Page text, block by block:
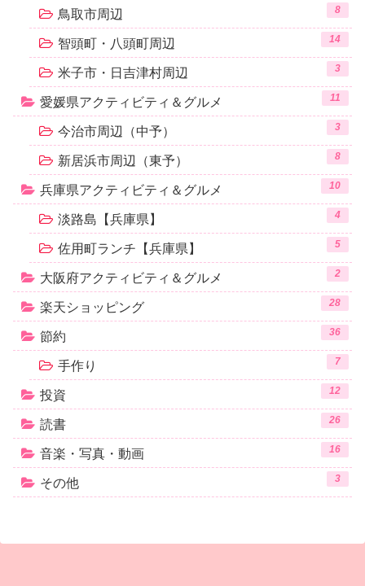
鳥取市周辺 8
智頭町・八頭町周辺 14
米子市・日吉津村周辺 3
愛媛県アクティビティ＆グルメ 11
今治市周辺（中予） 3
新居浜市周辺（東予） 8
兵庫県アクティビティ＆グルメ 10
淡路島【兵庫県】 4
佐用町ランチ【兵庫県】 5
大阪府アクティビティ＆グルメ 2
楽天ショッピング 28
節約 36
手作り 7
投資 12
読書 26
音楽・写真・動画 16
その他 3